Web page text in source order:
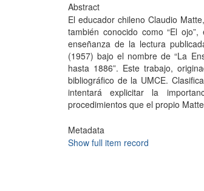
Abstract
El educador chileno Claudio
también conocido como “El
enseñanza de la lectura
(1957) bajo el nombre de “La
hasta 1886”. Este trabajo,
bibliográfico de la UMCE.
intentará explicitar la
procedimientos que el propio
Metadata
Show full item record